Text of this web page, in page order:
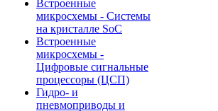
Встроенные
микросхемы - Системы
на кристалле SoC
Встроенные
микросхемы -
Цифровые сигнальные
процессоры (ЦСП)
Гидро- и
пневмоприводы и